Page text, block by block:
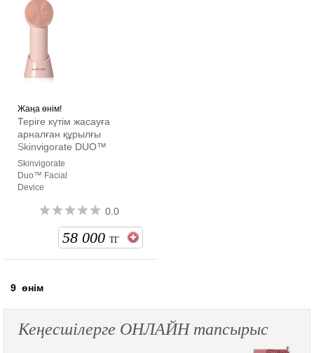
Жаңа өнім!
Теріге күтім жасауға
арналған құрылғы
Skinvigorate DUO™
Skinvigorate
Duo™ Facial
Device
0.0
58 000 ТГ
9 өнім
Кеңесшілерге ОНЛАЙН тапсырыс